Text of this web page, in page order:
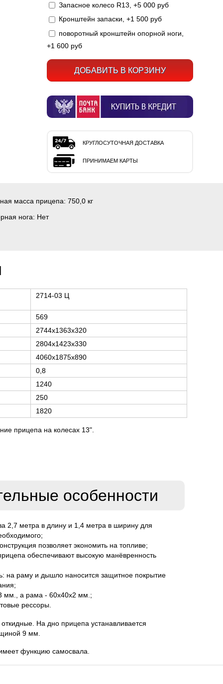
Запасное колесо R13, +5 000 руб
Кронштейн запаски, +1 500 руб
поворотный кронштейн опорной ноги,
+1 600 руб
КРУГЛОСУТОЧНАЯ ДОСТАВКА
ПРИНИМАЕМ КАРТЫ
масса прицепа: 750,0 кг
нога: Нет
2714-03 Ц
569
2744х1363х320
2804х1423х330
4060х1875х890
0,8
1240
250
1820
прицепа на колесах 13".
особенности
2,7 метра в длину и 1,4 метра в ширину для
позволяет экономить на топливе;
обеспечивают высокую манёвренность
на раму и дышло наносится защитное покрытие
мм., а рама - 60х40х2 мм.;
рессоры.
На дно прицепа устанавливается
9 мм.
функцию самосвала.